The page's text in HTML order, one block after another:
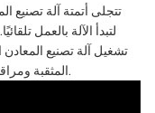
تتجلى أتمتة آلة تصنيع
تشغيل آلة تصنيع
المثقبة ومراقبة الآلة في الوقت الفعلي للتعامل مع أي طارئ.